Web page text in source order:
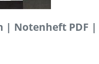
| Notenheft PDF |